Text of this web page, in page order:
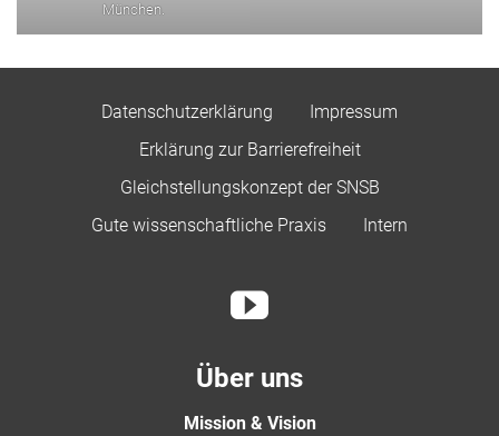
München.
Datenschutzerklärung
Impressum
Erklärung zur Barrierefreiheit
Gleichstellungskonzept der SNSB
Gute wissenschaftliche Praxis
Intern
Über uns
Mission & Vision